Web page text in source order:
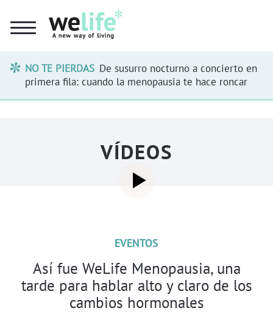
NO TE PIERDAS De susurro nocturno a concierto en
primera fila: cuando la menopausia te hace roncar
VÍDEOS
EVENTOS
Así fue WeLife Menopausia, una
tarde para hablar alto y claro de los
cambios hormonales